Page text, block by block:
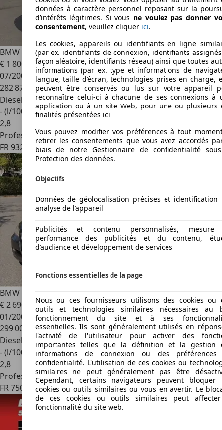
BMW 116 (E81/E87) 116D 115CH CONFORT 5P
€ 1 800
07/2009
282 874 km
Diesel
- (l/100 km)
2,8
Professionnel
FR 93220
Gagny
BMW 318
€ 2 690
01/2008
299 000 km
Diesel
- (l/100 km)
2,8
Professionnel
FR 75008
Paris
données à caractère personnel reposant sur la
d’intérêts légitimes. Si vous ne voulez pas donner
consentement, veuillez cliquer ici.
Les cookies, appareils ou identifiants en ligne
(par ex. identifiants de connexion, identifiants
façon aléatoire, identifiants réseau) ainsi que toutes
informations (par ex. type et informations de
langue, taille d’écran, technologies prises en charge,
peuvent être conservés ou lus sur votre appareil
reconnaître celui-ci à chacune de ses connexions à
application ou à un site Web, pour une ou plusieurs
finalités présentées ici.
Vous pouvez modifier vos préférences à tout
retirer les consentements que vous avez accordés
biais de notre Gestionnaire de confidentialité
Protection des données.
Objectifs
Données de géolocalisation précises et identification
analyse de l’appareil
Publicités et contenu personnalisés, mesure
performance des publicités et du contenu,
d’audience et développement de services
Fonctions essentielles de la page
Nous ou ces fournisseurs utilisons des cookies ou
outils et technologies similaires nécessaires au
fonctionnement du site et à ses
essentielles. Ils sont généralement utilisés en
l'activité de l'utilisateur pour activer des
importantes telles que la définition et la gestion
informations de connexion ou des préférences
confidentialité. L'utilisation de ces cookies ou
similaires ne peut généralement pas être
Cependant, certains navigateurs peuvent bloquer
cookies ou outils similaires ou vous en avertir. Le
de ces cookies ou outils similaires peut
fonctionnalité du site web.